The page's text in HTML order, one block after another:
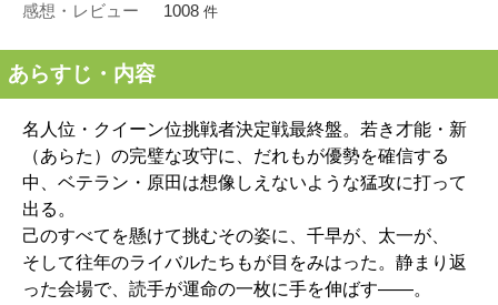
感想・レビュー 1008 件
あらすじ・内容
名人位・クイーン位挑戦者決定戦最終盤。若き才能・新
（あらた）の完璧な攻守に、だれもが優勢を確信する
中、ベテラン・原田は想像しえないような猛攻に打って
出る。
己のすべてを懸けて挑むその姿に、千早が、太一が、
そして往年のライバルたちもが目をみはった。静まり返
った会場で、読手が運命の一枚に手を伸ばす――。